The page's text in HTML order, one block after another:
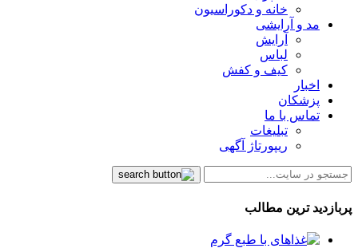
خانه و دکوراسیون
مد و آرایشی
آرایش
لباس
کیف و کفش
اخبار
پزشکان
تماس با ما
تبلیغات
ریپورتاژ آگهی
پربازدید ترین مطالب